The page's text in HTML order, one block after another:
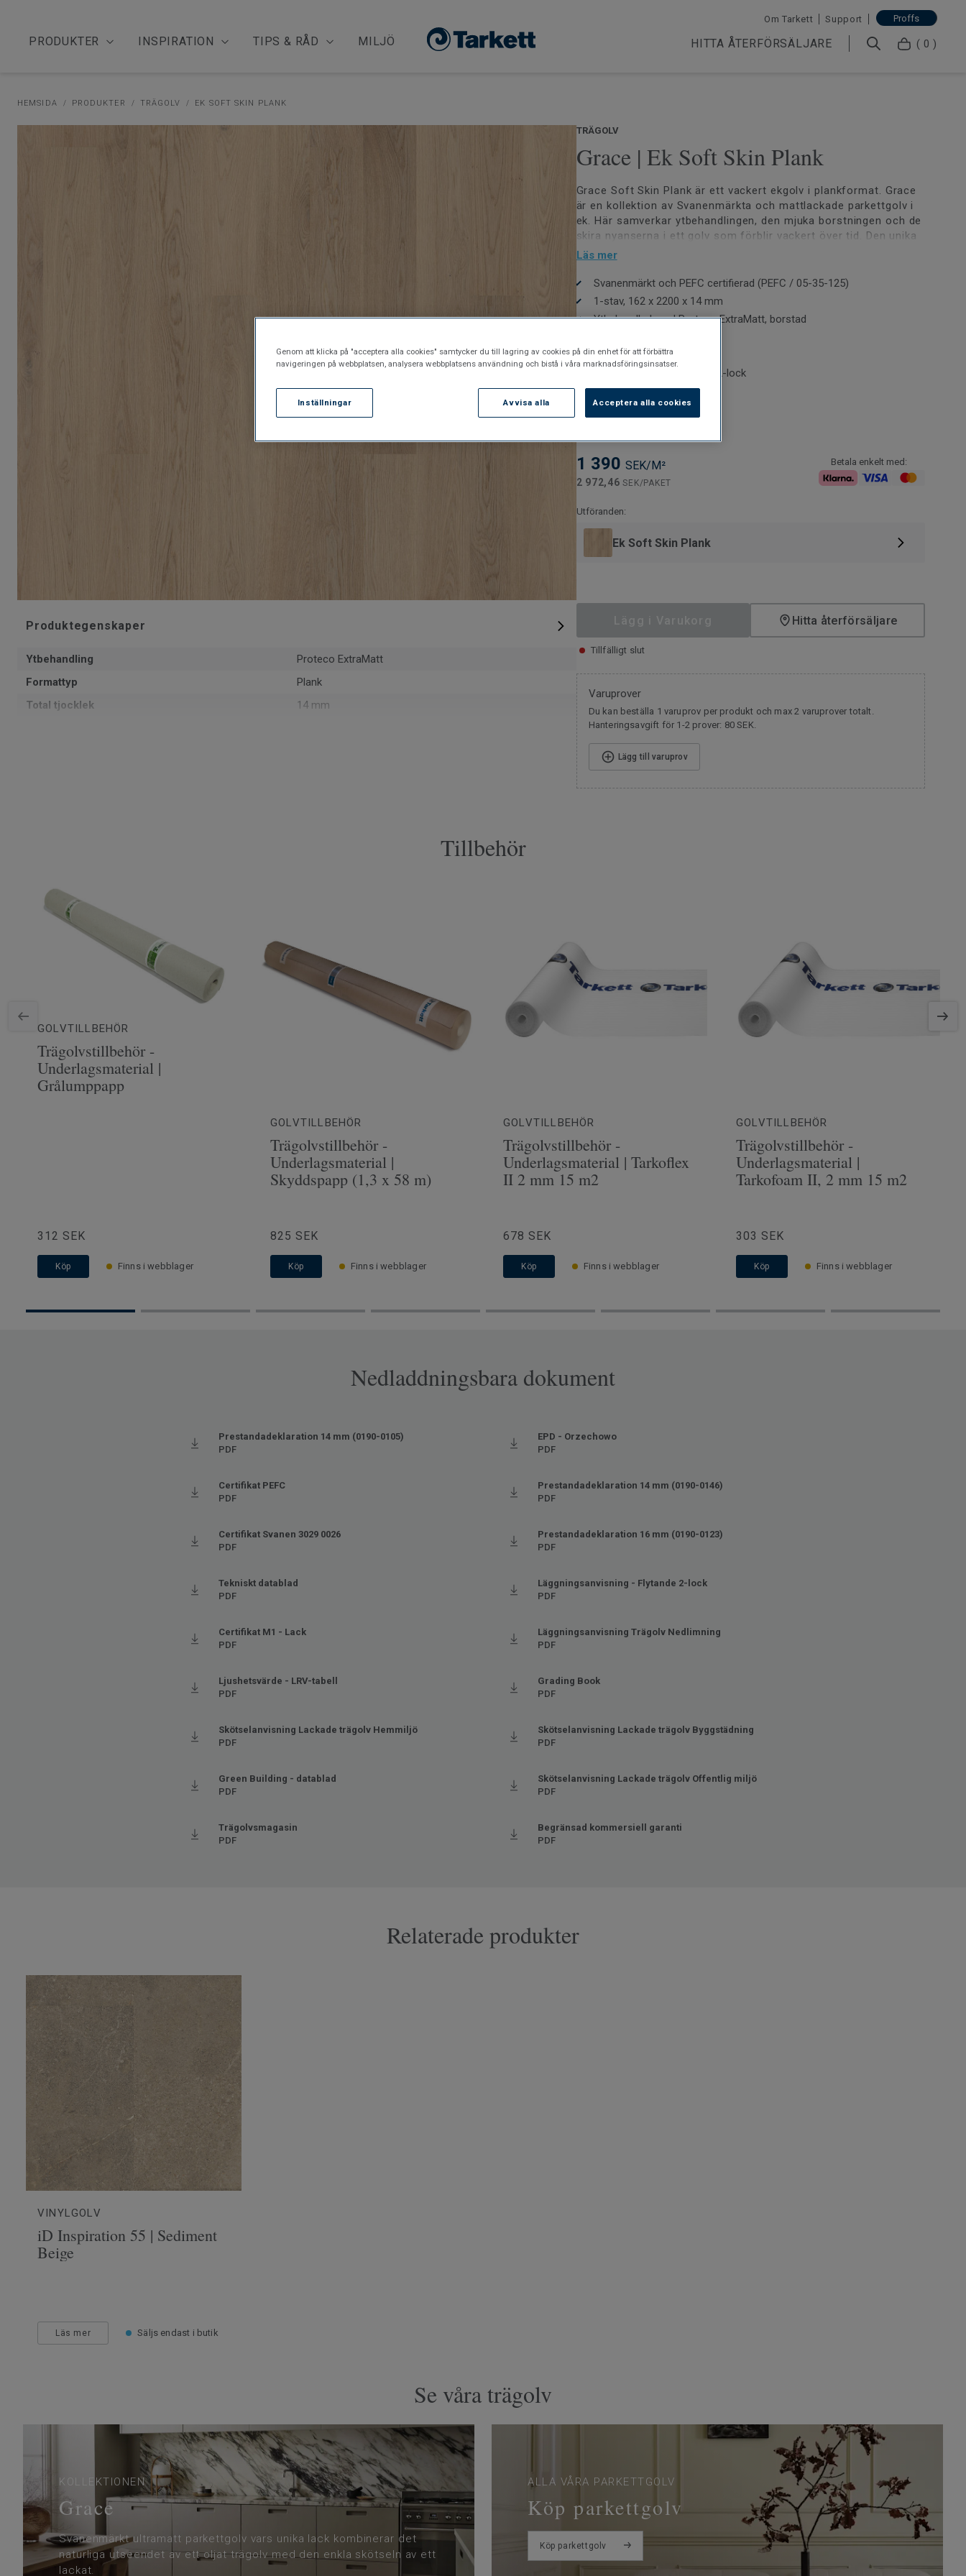
PRODUKTER INSPIRATION TIPS & RÅD MILJÖ
Om Tarkett Support Proffs
HITTA ÅTERFÖRSÄLJARE ( 0 )
HEMSIDA PRODUKTER TRÄGOLV EK SOFT SKIN PLANK
Produktegenskaper
Ytbehandling
Proteco ExtraMatt
Formattyp
Plank
Total tjocklek
14 mm
Träslag
Längd
Tjocklek slitskikt
16.2 cm
TRÄGOLV
Grace | Ek Soft Skin Plank
Grace Soft Skin Plank är ett vackert ekgolv i plankformat. Grace
är en kollektion av Svanenmärkta och mattlackade parkettgolv i
ek. Här samverkar ytbehandlingen, den mjuka borstningen och de
skira nyanserna i ett golv som förblir vackert över tid. Den unika
lacken Proteco ExtraMatt ger ett golv som är lika matt och känns
ytbehandlingen som för första gången kombinerar den naturliga
ytan av ett oljat golv med den enkla skötseln av ett lackat.
Läs mer
Svanenmärkt och PEFC certifierad (PEFC / 05-35-125)
1-stav, 162 x 2200 x 14 mm
Ytbehandlad med Proteco ExtraMatt, borstad
Kan läggas på golvvärme
Läggs med klicksystemet 2-lock
1 390 SEK/M²
2 972,46SEK/PAKET
Betala enkelt med:
Utföranden:
Ek Soft Skin Plank
Hitta återförsäljare
Tillfälligt slut
Varuprover
Du kan beställa 1 varuprov per produkt och max 2 varuprover totalt.
Hanteringsavgift för 1-2 prover: 80 SEK.
Lägg till varuprov
Tillbehör
GOLVTILLBEHÖR
Trägolvstillbehör -
Underlagsmaterial |
Grålumppapp
312 SEK
Köp Finns i webblager
GOLVTILLBEHÖR
Trägolvstillbehör -
Underlagsmaterial |
Skyddspapp (1,3 x 58 m)
825 SEK
Köp Finns i webblager
GOLVTILLBEHÖR
Trägolvstillbehör -
Underlagsmaterial | Tarkoflex
II 2 mm 15 m2
678 SEK
Köp Finns i webblager
GOLVTILLBEHÖR
Trägolvstillbehör -
Underlagsmaterial |
Tarkofoam II, 2 mm 15 m2
303 SEK
Köp Finns i webblager
Nedladdningsbara dokument
Prestandadeklaration 14 mm (0190-0105)
PDF
EPD - Orzechowo
PDF
Certifikat PEFC
PDF
Prestandadeklaration 14 mm (0190-0146)
PDF
Certifikat Svanen 3029 0026
PDF
Prestandadeklaration 16 mm (0190-0123)
PDF
Tekniskt datablad
PDF
Läggningsanvisning - Flytande 2-lock
PDF
Certifikat M1 - Lack
PDF
Läggningsanvisning Trägolv Nedlimning
PDF
Ljushetsvärde - LRV-tabell
PDF
Grading Book
PDF
Skötselanvisning Lackade trägolv Hemmiljö
PDF
Skötselanvisning Lackade trägolv Byggstädning
PDF
Green Building - datablad
PDF
Skötselanvisning Lackade trägolv Offentlig miljö
PDF
Trägolvsmagasin
PDF
Begränsad kommersiell garanti
PDF
Relaterade produkter
VINYLGOLV
iD Inspiration 55 | Sediment
Beige
Läs mer Säljs endast i butik
Se våra trägolv
KOLLEKTIONEN
Grace
Svanenmärkt ultramatt parkettgolv vars unika lack kombinerar det
naturliga utseendet av ett oljat trägolv med den enkla skötseln av ett
lackat.
ALLA VÅRA PARKETTGOLV
Köp parkettgolv
Köp parkettgolv
Genom att klicka på "acceptera alla cookies" samtycker du till lagring av cookies på din enhet för att förbättra
navigeringen på webbplatsen, analysera webbplatsens användning och bistå i våra marknadsföringsinsatser.
Avvisa alla Acceptera alla cookies
Inställningar